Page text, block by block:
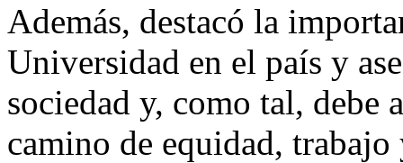
Además, destacó la
Universidad en el país y
sociedad y, como tal, debe
camino de equidad,